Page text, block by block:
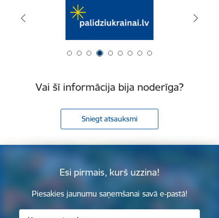
Vai šī informācija bija noderīga?
Sniegt atsauksmi
Esi pirmais, kurš uzzina!
Piesakies jaunumu saņemšanai savā e-pastā!